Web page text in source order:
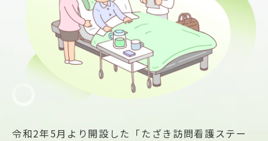
令和2年5月より開設した「たざき訪問看護ステー